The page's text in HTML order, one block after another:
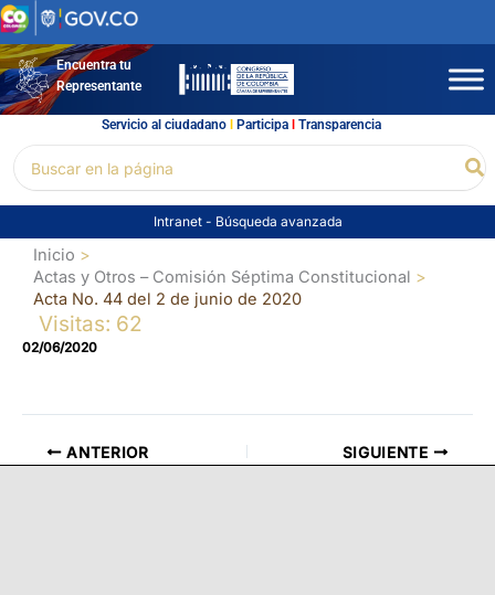
Ir
al
contenidoEncuentra tu
Representante
Servicio al ciudadano l Participal Transparencia
por:
Intranet - Búsqueda avanzada
Inicio
Actas y Otros – Comisión Séptima Constitucional
Acta No. 44 del 2 de junio de 2020
Visitas: 62
02/06/2020
ANTERIOR SIGUIENTE